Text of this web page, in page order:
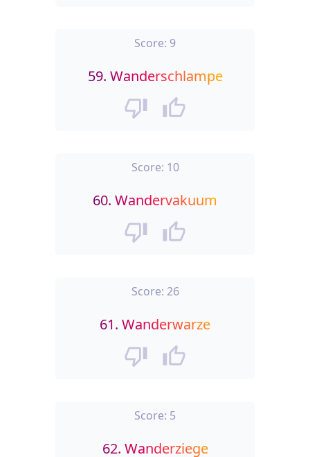
Score: 9
59. Wanderschlampe
Score: 10
60. Wandervakuum
Score: 26
61. Wanderwarze
Score: 5
62. Wanderziege